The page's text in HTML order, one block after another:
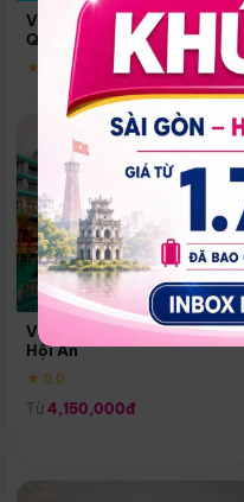
Vinpearl Resort & Spa Phu
Quoc
★ 5.0
Vinpearl Resort & Golf Nam
Hội An
★ 5.0
Từ 4,150,000đ